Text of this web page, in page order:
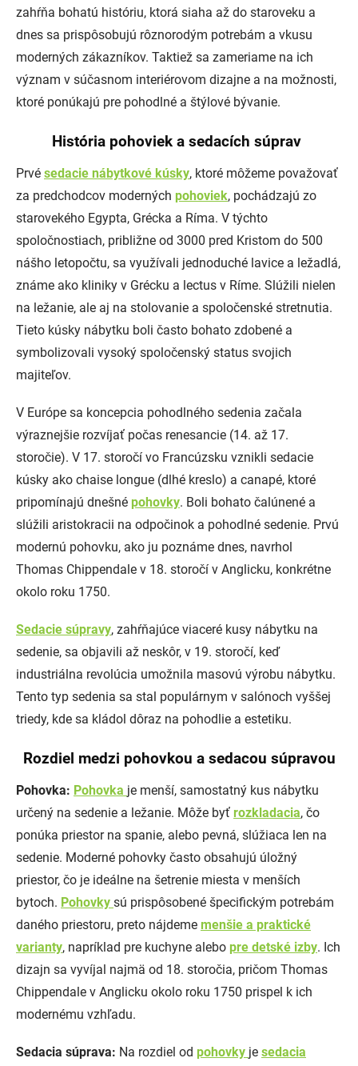
zahŕňa bohatú históriu, ktorá siaha až do staroveku a
dnes sa prispôsobujú rôznorodým potrebám a vkusu
moderných zákazníkov. Taktiež sa zameriame na ich
význam v súčasnom interiérovom dizajne a na možnosti,
ktoré ponúkajú pre pohodlné a štýlové bývanie.
História pohoviek a sedacích súprav
Prvé sedacie nábytkové kúsky, ktoré môžeme považovať
za predchodcov moderných pohoviek, pochádzajú zo
starovekého Egypta, Grécka a Ríma. V týchto
spoločnostiach, približne od 3000 pred Kristom do 500
nášho letopočtu, sa využívali jednoduché lavice a ležadlá,
známe ako kliniky v Grécku a lectus v Ríme. Slúžili nielen
na ležanie, ale aj na stolovanie a spoločenské stretnutia.
Tieto kúsky nábytku boli často bohato zdobené a
symbolizovali vysoký spoločenský status svojich
majiteľov.
V Európe sa koncepcia pohodlného sedenia začala
výraznejšie rozvíjať počas renesancie (14. až 17.
storočie). V 17. storočí vo Francúzsku vznikli sedacie
kúsky ako chaise longue (dlhé kreslo) a canapé, ktoré
pripomínajú dnešné pohovky. Boli bohato čalúnené a
slúžili aristokracii na odpočinok a pohodlné sedenie. Prvú
modernú pohovku, ako ju poznáme dnes, navrhol
Thomas Chippendale v 18. storočí v Anglicku, konkrétne
okolo roku 1750.
Sedacie súpravy, zahŕňajúce viaceré kusy nábytku na
sedenie, sa objavili až neskôr, v 19. storočí, keď
industriálna revolúcia umožnila masovú výrobu nábytku.
Tento typ sedenia sa stal populárnym v salónoch vyššej
triedy, kde sa kládol dôraz na pohodlie a estetiku.
Rozdiel medzi pohovkou a sedacou súpravou
Pohovka: Pohovka je menší, samostatný kus nábytku
určený na sedenie a ležanie. Môže byť rozkladacia, čo
ponúka priestor na spanie, alebo pevná, slúžiaca len na
sedenie. Moderné pohovky často obsahujú úložný
priestor, čo je ideálne na šetrenie miesta v menších
bytoch. Pohovky sú prispôsobené špecifickým potrebám
daného priestoru, preto nájdeme menšie a praktické
varianty, napríklad pre kuchyne alebo pre detské izby. Ich
dizajn sa vyvíjal najmä od 18. storočia, pričom Thomas
Chippendale v Anglicku okolo roku 1750 prispel k ich
modernému vzhľadu.
Sedacia súprava: Na rozdiel od pohovky je sedacia